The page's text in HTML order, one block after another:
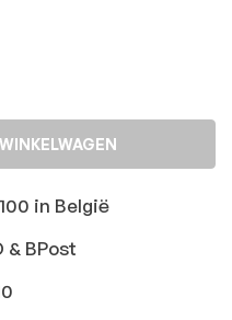
in België
& BPost